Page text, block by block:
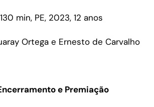
min, PE, 2023, 12 anos
Ortega e Ernesto de Carvalho
e Premiação